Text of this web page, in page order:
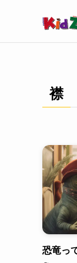
襟
恐竜っ